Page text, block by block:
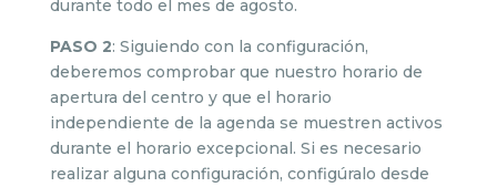
durante todo el mes de agosto.
PASO 2: Siguiendo con la configuración,
deberemos comprobar que nuestro horario de
apertura del centro y que el horario
independiente de la agenda se muestren activos
durante el horario excepcional. Si es necesario
realizar alguna configuración, configúralo desde